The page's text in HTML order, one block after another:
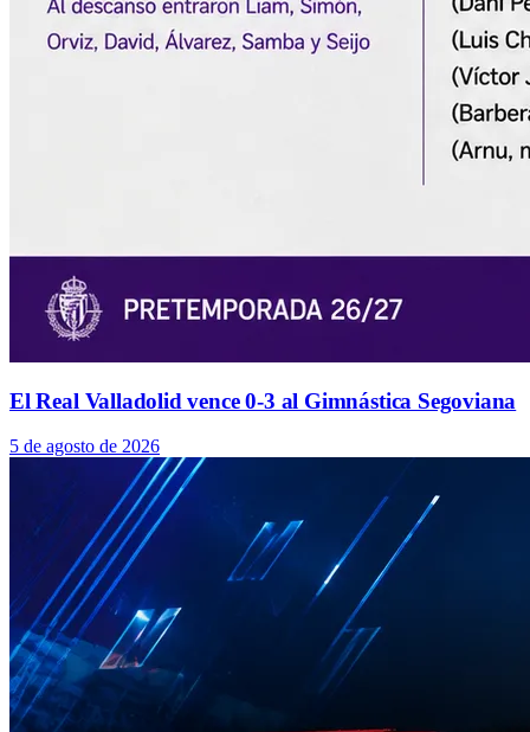
El Real Valladolid vence 0-3 al Gimnástica Segoviana
5 de agosto de 2026